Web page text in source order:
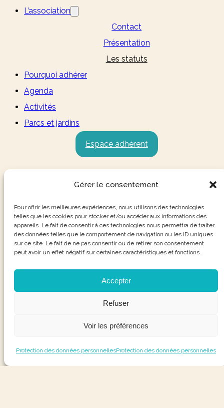
Gérer le consentement
Pour offrir les meilleures expériences, nous utilisons des technologies
telles que les cookies pour stocker et/ou accéder aux informations des
appareils. Le fait de consentir à ces technologies nous permettra de traiter
des données telles que le comportement de navigation ou les ID uniques
sur ce site. Le fait de ne pas consentir ou de retirer son consentement
peut avoir un effet négatif sur certaines caractéristiques et fonctions.
Accepter
Refuser
Voir les préférences
Protection des données personnellesProtection des données personnelles
L’association
Contact
Présentation
Les statuts
Pourquoi adhérer
Agenda
Activités
Parcs et jardins
Espace adhérent